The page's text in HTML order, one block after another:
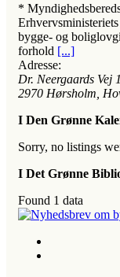
*
bygge- og
forhold [...]
Adresse:
Dr. Neergaards Vej
2970 Hørsholm,
I Den Grønne
Sorry, no listings
I Det Grønne
Found 1 data